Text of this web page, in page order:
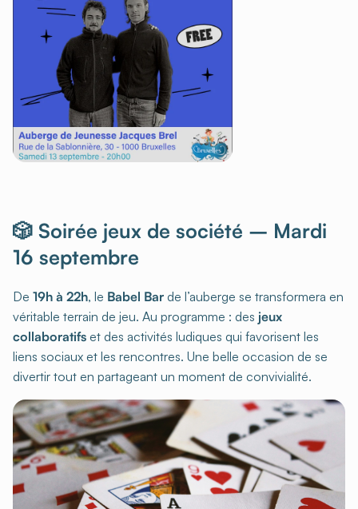
🎲 Soirée jeux de société – Mardi
16 septembre
De 19h à 22h, le Babel Bar de l’auberge se transformera en
véritable terrain de jeu. Au programme : des jeux
collaboratifs et des activités ludiques qui favorisent les
liens sociaux et les rencontres. Une belle occasion de se
divertir tout en partageant un moment de convivialité.